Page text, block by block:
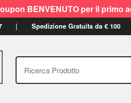
BENVENUTO per il primo
Spedizione Gratuita da € 100
Ricerca Prodotto